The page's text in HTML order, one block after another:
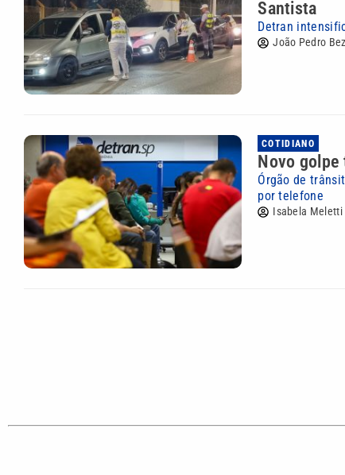
Santista
Detran
João Pedro
COTIDIANO
Novo golpe
Órgão de
por telefone
Isabela Meletti